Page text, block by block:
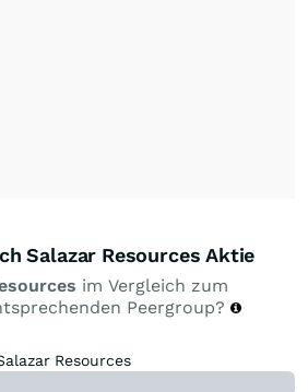
Salazar Resources Aktie
im Vergleich zum
Peergroup?
Resources